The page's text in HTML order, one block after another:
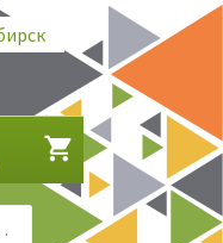
12х12х10см, чехол